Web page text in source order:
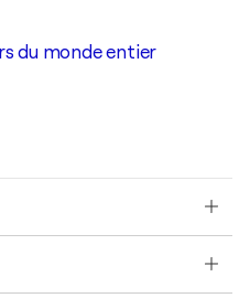
du monde entier